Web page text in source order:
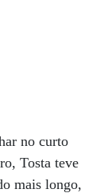
no curto
Tosta teve
mais longo,